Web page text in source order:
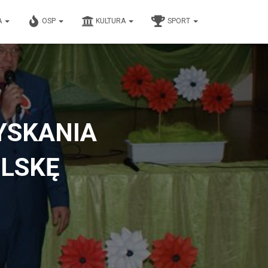
OSP KULTURA SPORT